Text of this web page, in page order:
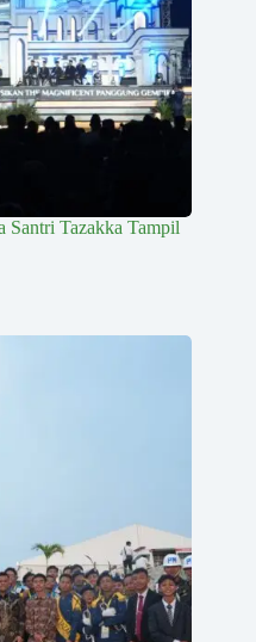
Santri Tazakka Tampil